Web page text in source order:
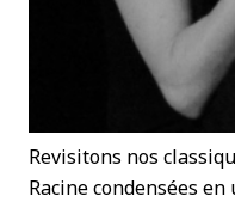
Revisitons nos
Racine condensées